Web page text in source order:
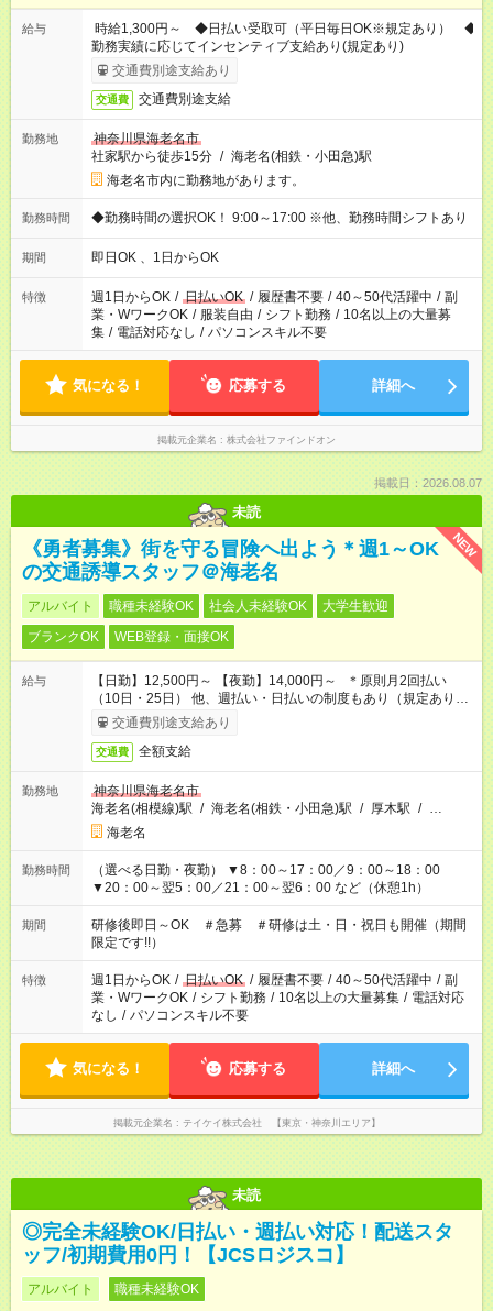
給与
時給1,300円～ ◆日払い受取可（平日毎日OK※規定あり） ◆
勤務実績に応じてインセンティブ支給あり(規定あり)
交通費別途支給あり
交通費 交通費別途支給
勤務地
神奈川県海老名市
社家駅から徒歩15分 / 海老名(相鉄・小田急)駅
海老名市内に勤務地があります。
勤務時間 ◆勤務時間の選択OK！ 9:00～17:00 ※他、勤務時間シフトあり
期間 即日OK 、1日からOK
特徴 週1日からOK / 日払いOK / 履歴書不要 / 40～50代活躍中 / 副
業・WワークOK / 服装自由 / シフト勤務 / 10名以上の大量募
集 / 電話対応なし / パソコンスキル不要
気になる！ 応募する 詳細へ
掲載元企業名 株式会社ファインドオン
掲載日：2026.08.07
未読
NEW
《勇者募集》街を守る冒険へ出よう＊週1～OK
の交通誘導スタッフ＠海老名
アルバイト 職種未経験OK 社会人未経験OK
大学生歓迎
ブランクOK
WEB登録・面接OK
給与
【日勤】12,500円～ 【夜勤】14,000円～ ＊原則月2回払い
（10日・25日） 他、週払い・日払いの制度もあり（規定あり）
＃日収1万円以上
交通費別途支給あり
交通費 全額支給
勤務地
神奈川県海老名市
海老名(相模線)駅 / 海老名(相鉄・小田急)駅 / 厚木駅 / …
海老名
勤務時間
（選べる日勤・夜勤） ▼8：00～17：00／9：00～18：00
▼20：00～翌5：00／21：00～翌6：00 など（休憩1h）
期間
研修後即日～OK ＃急募 ＃研修は土・日・祝日も開催（期間
限定です!!）
特徴 週1日からOK / 日払いOK / 履歴書不要 / 40～50代活躍中 / 副
業・WワークOK / シフト勤務 / 10名以上の大量募集 / 電話対応
なし / パソコンスキル不要
気になる！ 応募する 詳細へ
掲載元企業名 テイケイ株式会社 【東京・神奈川エリア】
未読
◎完全未経験OK/日払い・週払い対応！配送スタ
ッフ/初期費用0円！【JCSロジスコ】
アルバイト 職種未経験OK